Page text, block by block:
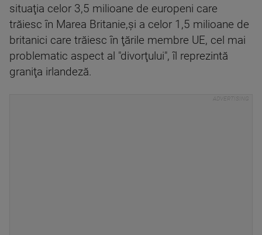
situaţia celor 3,5 milioane de europeni care
trăiesc în Marea Britanie,şi a celor 1,5 milioane de
britanici care trăiesc în ţările membre UE, cel mai
problematic aspect al "divorţului", îl reprezintă
graniţa irlandeză.